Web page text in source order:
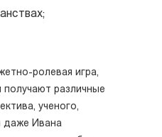
ролевая игра,
получают различные
ученого,
даже Ивана